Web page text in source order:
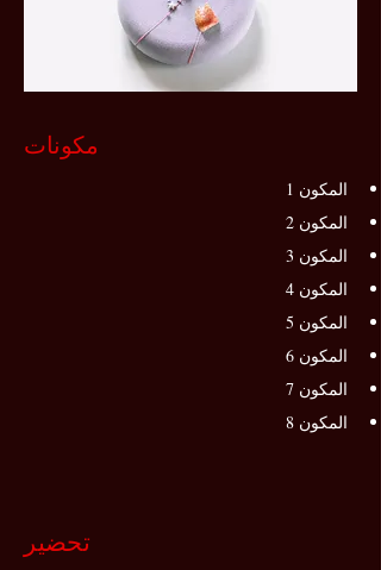
مكونات
المكون 1
المكون 2
المكون 3
المكون 4
المكون 5
المكون 6
المكون 7
المكون 8
تحضير